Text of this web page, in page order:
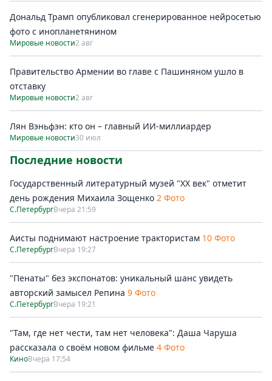
Дональд Трамп опубликовал сгенерированное нейросетью
фото с инопланетянином
Мировые новости2 авг
Правительство Армении во главе с Пашиняном ушло в
отставку
Мировые новости2 авг
Лян Вэньфэн: кто он – главный ИИ-миллиардер
Мировые новости30 июл
Последние новости
Государственный литературный музей "ХХ век" отметит
день рождения Михаила Зощенко 2 Фото
С.ПетербургВчера 21:59
Аисты поднимают настроение трактористам 10 Фото
С.ПетербургВчера 19:27
"Пенаты" без экспонатов: уникальный шанс увидеть
авторский замысел Репина 9 Фото
С.ПетербургВчера 19:21
"Там, где нет чести, там нет человека": Даша Чаруша
рассказала о своём новом фильме 4 Фото
КиноВчера 17:54